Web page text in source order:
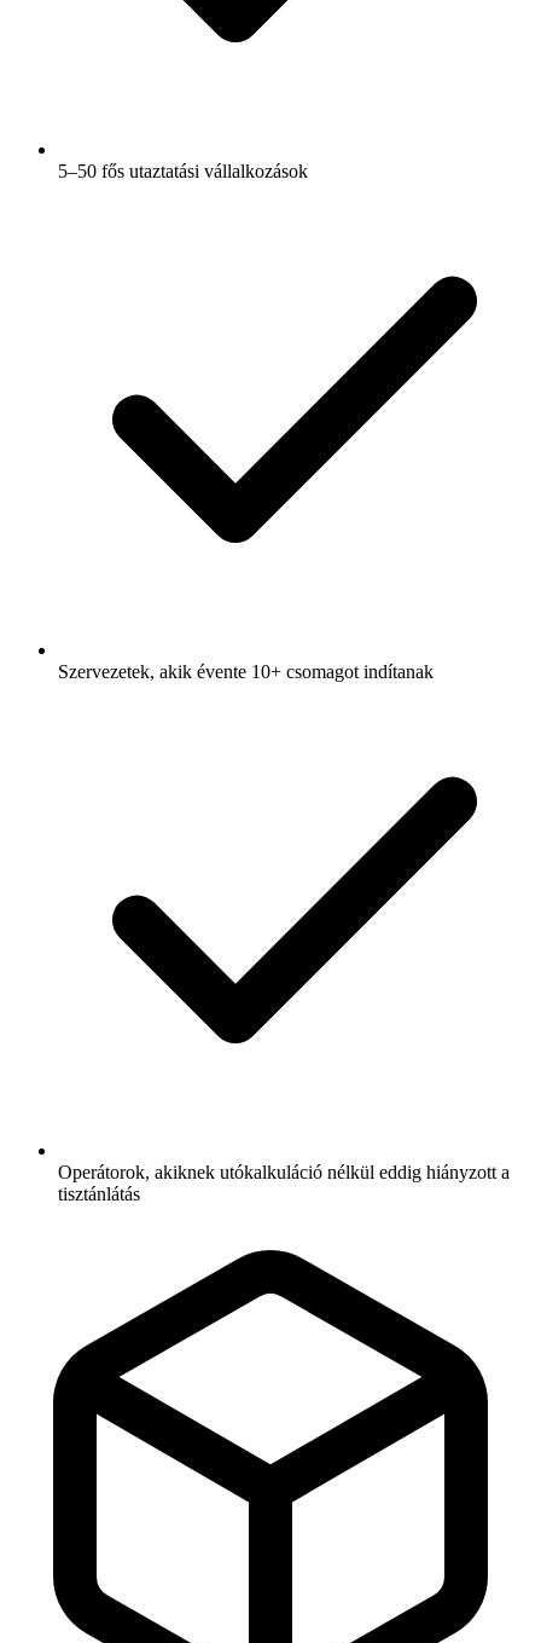
5–50 fős utaztatási vállalkozások
Szervezetek, akik évente 10+ csomagot indítanak
Operátorok, akiknek utókalkuláció nélkül eddig hiányzott a
tisztánlátás